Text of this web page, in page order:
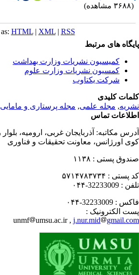
as:HTML |XML|RSS
های مرتبط
کمیسیون نشریات وزارت بهداشت
کمسیون نشریات وزارت علوم
شرکت یکتاوب
کلیدی
,مجله علمی, مجله پرستاری و مامایی
تماس
مکاتبه:آذربایجان غربی، ارومیه، بلوار
اورژانس، معاونت تحقیقات و فناوری
پستی : ۱۱۳۸
پستی : ۵۷۱۴۷۸۳۷۳۴
: 32233009-۰۴۴
: 32233009-۰۴۴
الکترونیک :
unmf
umsu.ac.ir ,j.nur.mid